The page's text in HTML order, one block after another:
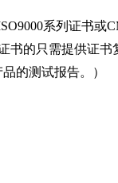
系列证书或
书的只需提供证书
的测试报告。）